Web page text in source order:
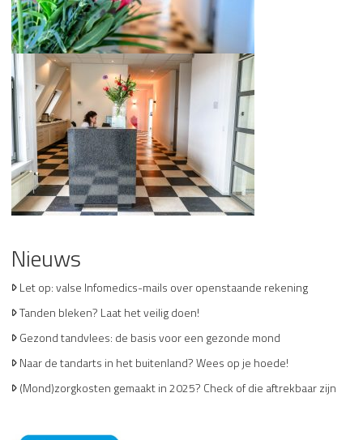
Nieuws
Let op: valse Infomedics-mails over openstaande rekening
Tanden bleken? Laat het veilig doen!
Gezond tandvlees: de basis voor een gezonde mond
Naar de tandarts in het buitenland? Wees op je hoede!
(Mond)zorgkosten gemaakt in 2025? Check of die aftrekbaar zijn